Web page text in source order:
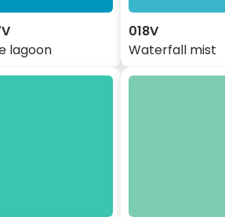
lagoon
018V
Waterfall mist